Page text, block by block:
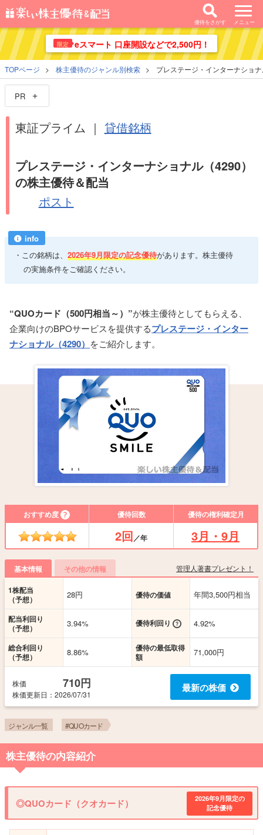
優待をさがす メニュー
限定 eスマート 口座開設などで2,500円！
TOPページ 株主優待のジャンル別検索 プレステージ・インターナショ
PR
東証プライム ｜ 貸借銘柄
プレステージ・インターナショナル（4290）
の株主優待＆配当
ポスト
info
この銘柄は、 2026年9月限定の記念優待があります。株主優待
の実施条件をご確認ください。
“QUOカード（500円相当～）”が株主優待としてもらえる、
企業向けのBPOサービスを提供するプレステージ・インター
ナショナル（4290） をご紹介します。
おすすめ度 優待回数 優待の権利確定月
2回／年 3月・9月
基本情報 その他の情報 管理人著書プレゼント！
1株配当
（予想）
28円 優待の価値 年間3,500円相当
配当利回り
（予想）
3.94% 優待利回り 4.92%
総合利回り
（予想）
8.86%
優待の最低取得
額
71,000円
株価 710円
株価更新日 ：2026/07/31
最新の株価
ジャンル一覧 #QUOカード
株主優待の内容紹介
◎QUOカード（クオカード）
2026年9月限定の
記念優待